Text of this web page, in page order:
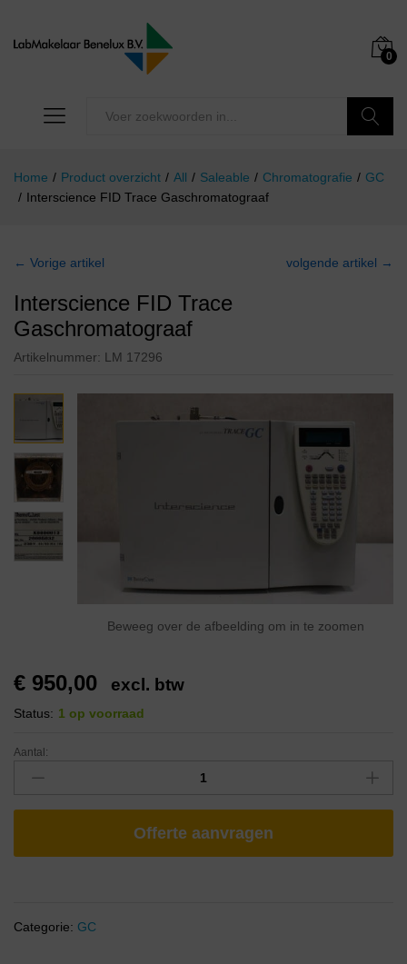
0
Home / Product overzicht / All / Saleable / Chromatografie / GC
/ Interscience FID Trace Gaschromatograaf
← Vorige artikel volgende artikel →
Interscience FID Trace
Gaschromatograaf
Artikelnummer: LM 17296
Beweeg over de afbeelding om in te zoomen
€ 950,00 excl. btw
Status: 1 op voorraad
Aantal:
Offerte aanvragen
Categorie: GC